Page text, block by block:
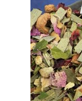
Yrityksille